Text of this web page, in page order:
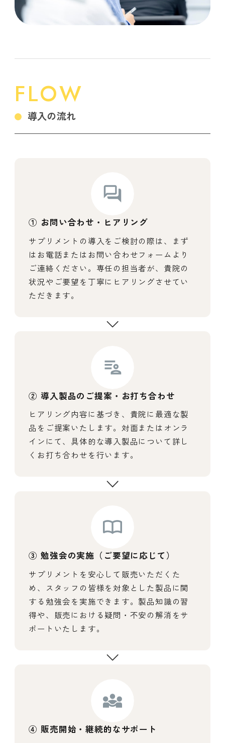
FLOW
導入の流れ
① お問い合わせ・ヒアリング
サプリメントの導入をご検討の際は、まず
はお電話またはお問い合わせフォームより
ご連絡ください。専任の担当者が、貴院の
状況やご要望を丁寧にヒアリングさせてい
ただきます。
② 導入製品のご提案・お打ち合わせ
ヒアリング内容に基づき、貴院に最適な製
品をご提案いたします。対面またはオンラ
インにて、具体的な導入製品について詳し
くお打ち合わせを行います。
③ 勉強会の実施（ご要望に応じて）
サプリメントを安心して販売いただくた
め、スタッフの皆様を対象とした製品に関
する勉強会を実施できます。製品知識の習
得や、販売における疑問・不安の解消をサ
ポートいたします。
④ 販売開始・継続的なサポート